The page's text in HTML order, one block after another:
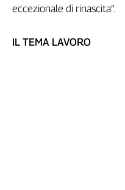
eccezionale di rinascita”.
IL TEMA LAVORO